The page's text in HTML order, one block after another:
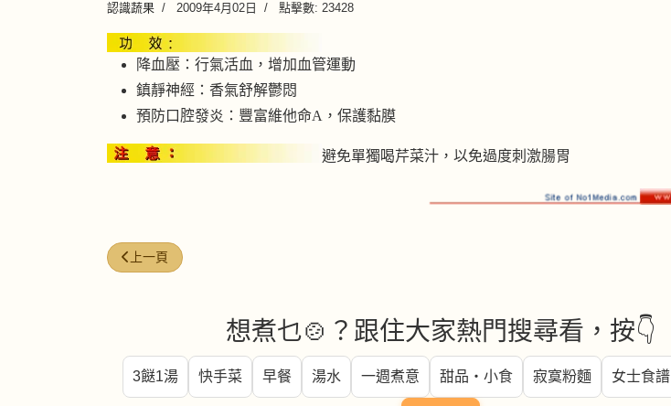
認識蔬果 2009年4月02日 點擊數: 23428
降血壓：行氣活血，增加血管運動
鎮靜神經：香氣舒解鬱悶
預防口腔發炎：豐富維他命A，保護黏膜
避免單獨喝芹菜汁，以免過度刺激腸胃
上一篇文章: 茼蒿
上一頁
想煮乜🍲？跟住大家熱門搜尋看，按👇
3餸1湯 快手菜 早餐 湯水 一週煮意 甜品・小食 寂寞粉麵 女士食譜